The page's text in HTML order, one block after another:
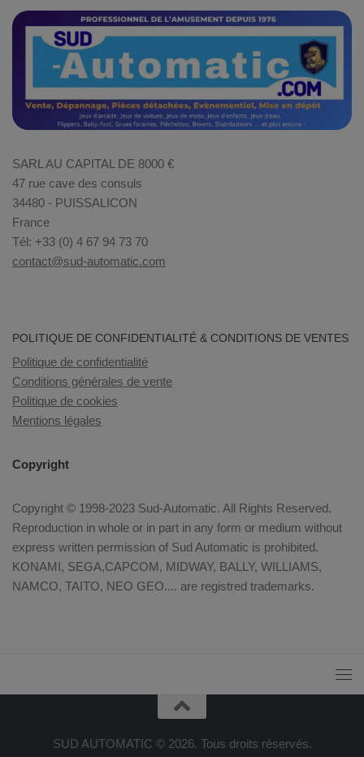
SARL AU CAPITAL DE 8000 €
47 rue cave des consuls
34480 - PUISSALICON
France
Tél: +33 (0) 4 67 94 73 70
contact@sud-automatic.com
POLITIQUE DE CONFIDENTIALITÉ & CONDITIONS DE VENTES
Politique de confidentialité
Conditions générales de vente
Politique de cookies
Mentions légales
Copyright
Copyright © 1998-2023 Sud-Automatic. All Rights Reserved.
Reproduction in whole or in part in any form or medium without
express written permission of Sud Automatic is prohibited.
KONAMI, SEGA,CAPCOM, MIDWAY, BALLY, WILLIAMS,
NAMCO, TAITO, NEO GEO.... are registred trademarks.
SUD AUTOMATIC © 2026. Tous droits réservés.